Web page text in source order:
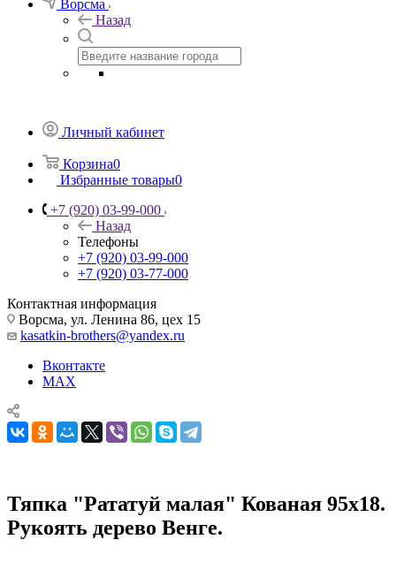
Ворсма
Назад
Личный кабинет
Корзина0
Избранные товары0
+7 (920) 03-99-000
Назад
Телефоны
+7 (920) 03-99-000
+7 (920) 03-77-000
Контактная информация
Ворсма, ул. Ленина 86, цех 15
kasatkin-brothers@yandex.ru
Вконтакте
MAX
Тяпка "Рататуй малая" Кованая 95х18.
Рукоять дерево Венге.